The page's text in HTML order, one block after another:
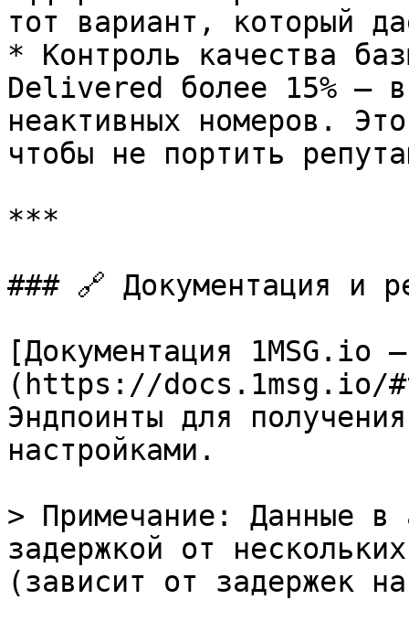
тот вариант, который
* Контроль качества
Delivered более 15% —
неактивных номеров.
чтобы не портить
***
### 🔗 Документация и
[Документация
(https://docs.1msg.io/
Эндпоинты для
настройками.
> Примечание: Данные в
задержкой от